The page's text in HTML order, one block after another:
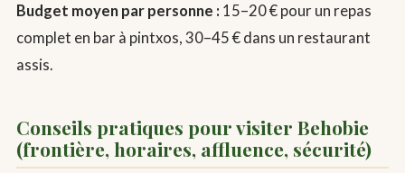
Budget moyen par personne : 15–20 € pour un repas
complet en bar à pintxos, 30–45 € dans un restaurant
assis.
Conseils pratiques pour visiter Behobie
(frontière, horaires, affluence, sécurité)